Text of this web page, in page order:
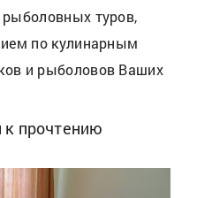
рыболовных туров,
по кулинарным
и рыболовов Ваших
прочтению